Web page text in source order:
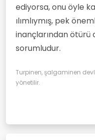
ediyorsa, onu öyle
ılımlıymış, pek
inançlarından ötürü
sorumludur.
Turpinen, şalgaminen
yönetilir.